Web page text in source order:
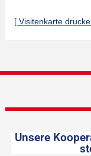
[ Visitenkarte
Unsere